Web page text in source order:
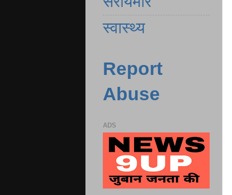
स्वास्थ्य
Report
Abuse
ADS